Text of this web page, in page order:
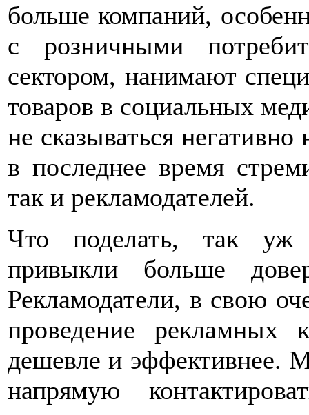
больше компаний,
с розничными
сектором, нанимают
товаров в социальных
не сказываться
в последнее время
так и рекламодателей.
Что поделать, так уж
привыкли больше
Рекламодатели, в свою
проведение рекламных
дешевле и эффективнее.
напрямую